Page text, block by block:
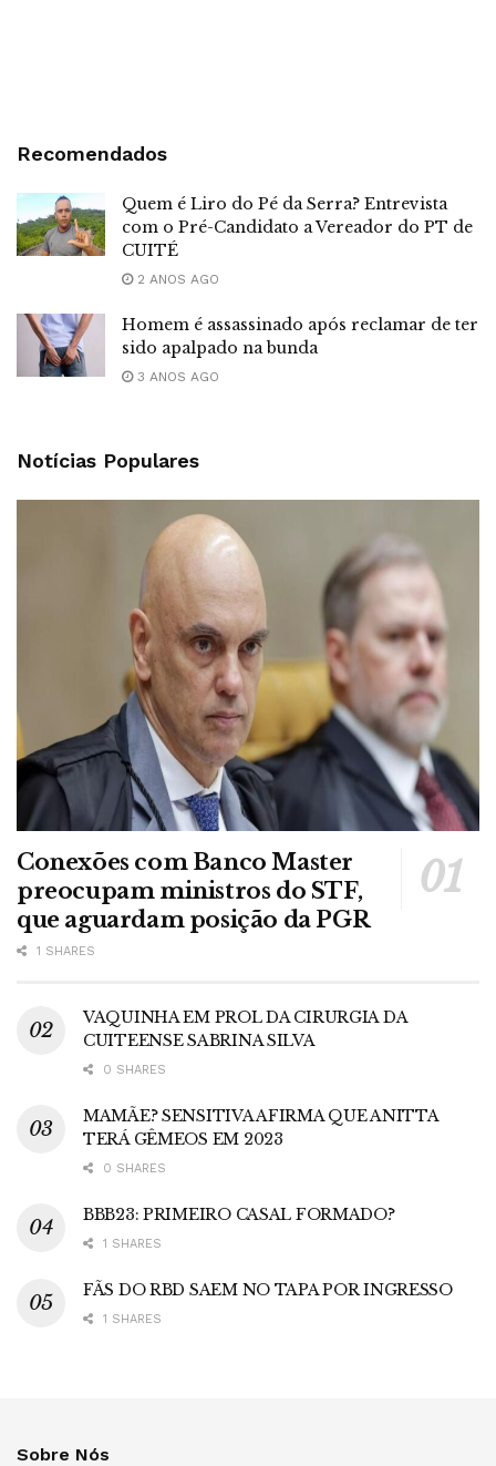
Recomendados
Quem é Liro do Pé da Serra? Entrevista
com o Pré-Candidato a Vereador do PT de
CUITÉ
2 ANOS AGO
Homem é assassinado após reclamar de ter
sido apalpado na bunda
3 ANOS AGO
Notícias Populares
Conexões com Banco Master
preocupam ministros do STF,
que aguardam posição da PGR
1 SHARES
VAQUINHA EM PROL DA CIRURGIA DA
CUITEENSE SABRINA SILVA
0 SHARES
MAMÃE? SENSITIVA AFIRMA QUE ANITTA
TERÁ GÊMEOS EM 2023
0 SHARES
BBB23: PRIMEIRO CASAL FORMADO?
1 SHARES
FÃS DO RBD SAEM NO TAPA POR INGRESSO
1 SHARES
Sobre Nós